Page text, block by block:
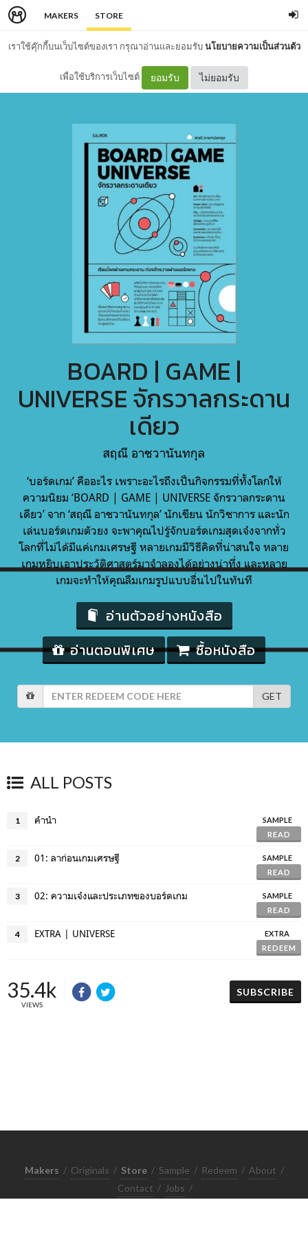
MAKERS STORE
เราใช้คุ๊กกี้บนเว็บไซต์ของเรา กรุณาอ่านและยอมรับนโยบายความเป็นส่วนตัว
เพื่อใช้บริการเว็บไซต์ ยอมรับ ไม่ยอมรับ
BOARD | GAME |
UNIVERSE จักรวาลกระดาน
เดียว
สฤณี อาชวานันทกุล
‘บอร์ดเกม’ คืออะไร เพราะอะไรถึงเป็นกิจกรรมที่ทั้งโลกให้
ความนิยม ‘BOARD | GAME | UNIVERSE จักรวาลกระดาน
เดียว’ จาก ‘สฤณี อาชวานันทกุล’ นักเขียน นักวิชาการ และนัก
เล่นบอร์ดเกมตัวยง จะพาคุณไปรู้จักบอร์ดเกมสุดเจ๋งจากทั่ว
โลกที่ไม่ได้มีแค่เกมเศรษฐี หลายเกมมีวิธีคิดที่น่าสนใจ หลาย
เกมหยิบเอาประวัติศาสตร์มาจำลองได้อย่างน่าทึ่ง และหลาย
เกมจะทำให้คุณลืมเกมรูปแบบอื่นไปในทันที
อ่านตัวอย่างหนังสือ
อ่านตอนพิเศษ
ซื้อหนังสือ
GET
ALL POSTS
1 คำนำ
SAMPLE
READ
2 01: ลาก่อนเกมเศรษฐี
SAMPLE
READ
3 02: ความเจ๋งและประเภทของบอร์ดเกม
SAMPLE
READ
4 EXTRA | UNIVERSE
EXTRA
REDEEM
35.4k
VIEWS
SUBSCRIBE
Makers / Originals / Store / Sample / Redeem / About /
Contact / Jobs /